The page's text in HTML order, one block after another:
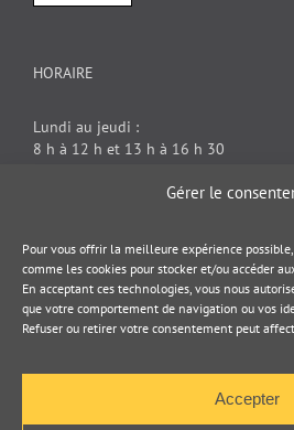
Gérer le
Pour vous offrir la meilleure expérience
comme les cookies pour stocker et/ou accéder
En acceptant ces technologies, vous nous
que votre comportement de navigation ou vos
Refuser ou retirer votre consentement peut
Accepter
HORAIRE
Lundi au jeudi :
8 h à 12 h et 13 h à 16 h 30
DOCUMENT JURIDIQUE
Politique de cookies